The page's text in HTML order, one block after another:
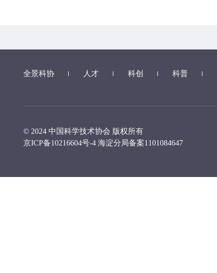
全景科协 人才 科创 科普
© 2024 中国科学技术协会 版权所有
京ICP备10216604号-4 海淀分局备案1101084647